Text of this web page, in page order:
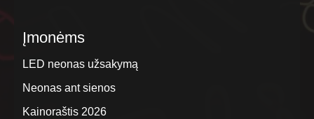
Įmonėms
LED neonas užsakymą
Neonas ant sienos
Kainoraštis 2026